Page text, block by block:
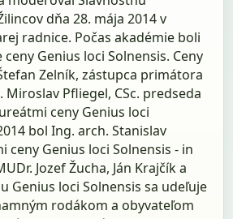
dňa 28. mája 2014 v
radnice. Počas akadémie boli
Genius loci Solnensis. Ceny
Zelník, zástupca primátora
Miroslav Pfliegel, CSc. predseda
ceny Genius loci
bol Ing. arch. Stanislav
ceny Genius loci Solnensis - in
Jozef Žucha, Ján Krajčík a
Genius loci Solnensis sa udeľuje
rodákom a obyvateľom